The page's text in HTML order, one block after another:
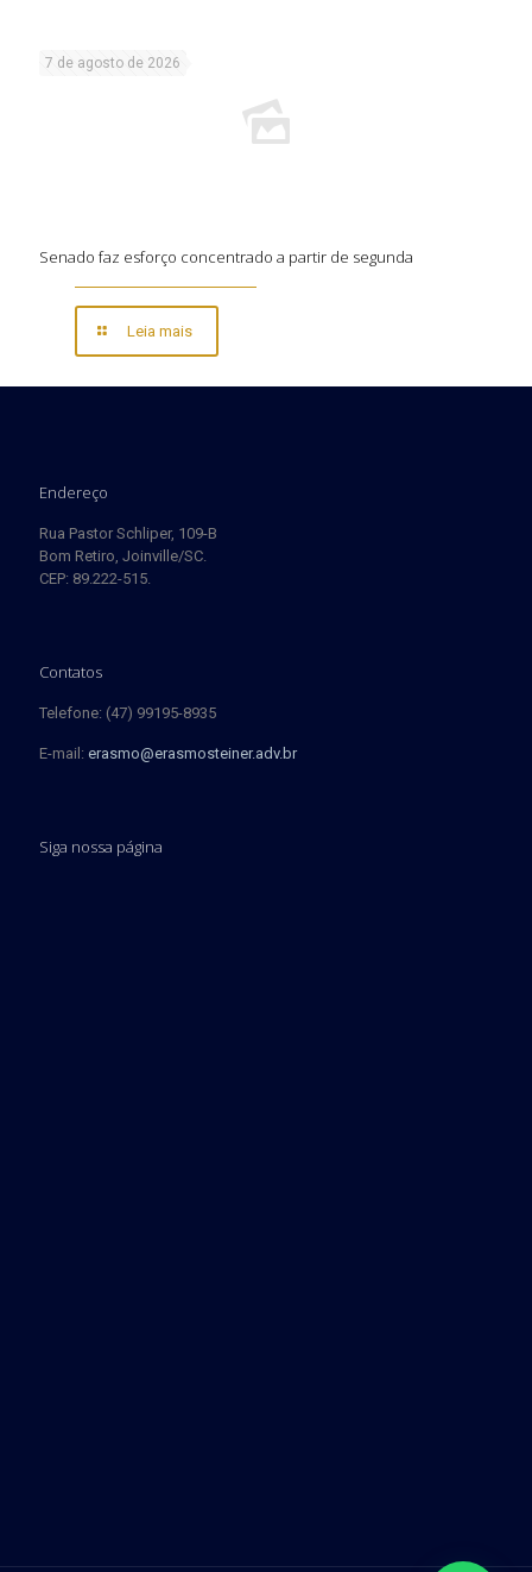
7 de agosto de 2026
Senado faz esforço concentrado a partir de segunda
Leia mais
Endereço
Rua Pastor Schliper, 109-B
Bom Retiro, Joinville/SC.
CEP: 89.222-515.
Contatos
Telefone: (47) 99195-8935
E-mail: erasmo@erasmosteiner.adv.br
Siga nossa página